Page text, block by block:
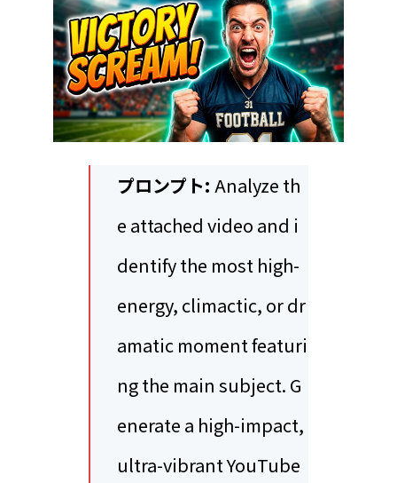
プロンプト: Analyze th
e attached video and i
dentify the most high-
energy, climactic, or dr
amatic moment featuri
ng the main subject. G
enerate a high-impact,
ultra-vibrant YouTube